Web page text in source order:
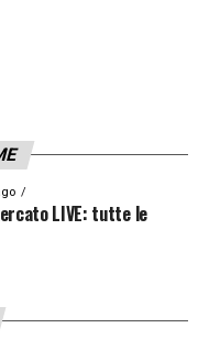
LIVE: tutte le